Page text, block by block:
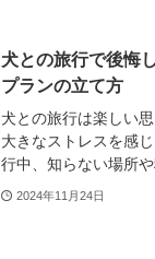
犬との旅行で後悔
プランの立て方
犬との旅行は楽しい
大きなストレスを感
行中、知らない場所
2024年11月24日